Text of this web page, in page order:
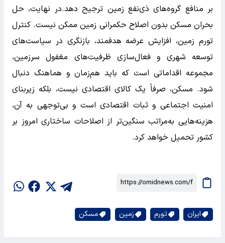
بر منافع گروه‌های ذی‌نفع زمین ترجیح دهد.در نهایت، حل
بحران مسکن بدون اصلاح حکمرانی زمین ممکن نیست. کنترل
تورم زمین، افزایش عرضه هدفمند، بازنگری در سیاست‌های
توسعه شهری و فعال‌سازی ظرفیت‌های مغفول سرزمین،
مجموعه اقداماتی است که باید هم‌زمان و هماهنگ دنبال
شود. مسکن، صرفاً یک کالای اقتصادی نیست، بلکه زیربنای
امنیت اجتماعی و ثبات اقتصادی است و بی‌توجهی به آن،
هزینه‌هایی به‌مراتب سنگین‌تر از اصلاحات ساختاری امروز بر
کشور تحمیل خواهد کرد.
ایران تورم زمین مسکن